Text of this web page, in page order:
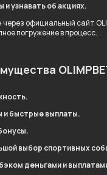
и узнавать об акциях.
официальный сайт
погружение в процесс.
и быстрые выплаты.
выбор спортивных
деньгами и